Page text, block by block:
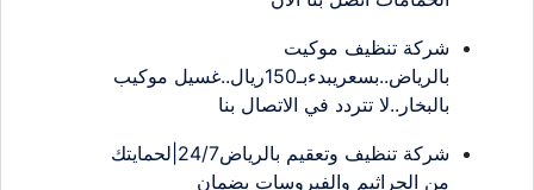
شركة تنظيف موكيت
بالرياض..بسعريبدءبـ150ريال..غسيل موكيب
بالبخار..لا تتردد في الاتصال بنا
شركة تنظيف وتعقيم بالرياض24/7|لحمايتك
من الجراثيم والفيروسات بضمان